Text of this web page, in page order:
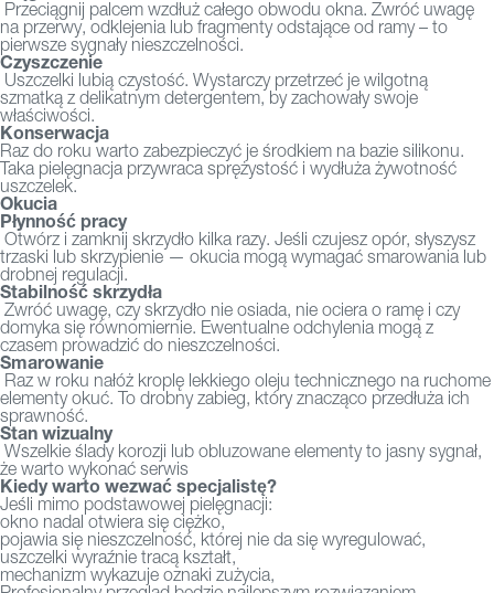
Przeciągnij palcem wzdłuż całego obwodu okna. Zwróć uwagę
na przerwy, odklejenia lub fragmenty odstające od ramy – to
pierwsze sygnały nieszczelności.
Czyszczenie
Uszczelki lubią czystość. Wystarczy przetrzeć je wilgotną
szmatką z delikatnym detergentem, by zachowały swoje
właściwości.
Konserwacja
Raz do roku warto zabezpieczyć je środkiem na bazie silikonu.
Taka pielęgnacja przywraca sprężystość i wydłuża żywotność
uszczelek.
Okucia
Płynność pracy
Otwórz i zamknij skrzydło kilka razy. Jeśli czujesz opór, słyszysz
trzaski lub skrzypienie — okucia mogą wymagać smarowania lub
drobnej regulacji.
Stabilność skrzydła
Zwróć uwagę, czy skrzydło nie osiada, nie ociera o ramę i czy
domyka się równomiernie. Ewentualne odchylenia mogą z
czasem prowadzić do nieszczelności.
Smarowanie
Raz w roku nałóż kroplę lekkiego oleju technicznego na ruchome
elementy okuć. To drobny zabieg, który znacząco przedłuża ich
sprawność.
Stan wizualny
Wszelkie ślady korozji lub obluzowane elementy to jasny sygnał,
że warto wykonać serwis
Kiedy warto wezwać specjalistę?
Jeśli mimo podstawowej pielęgnacji:
okno nadal otwiera się ciężko,
pojawia się nieszczelność, której nie da się wyregulować,
uszczelki wyraźnie tracą kształt,
mechanizm wykazuje oznaki zużycia,